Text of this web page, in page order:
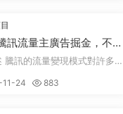
訊流量主廣告掘金，不
撸玩法，日賺500-1000
...
24 883